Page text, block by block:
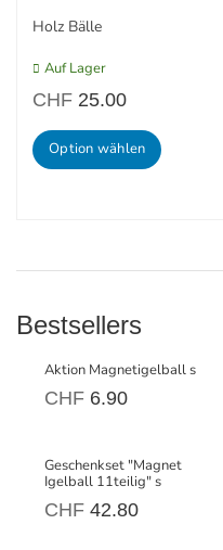
Holz Bälle
Auf Lager
CHF 25.00
Option wählen
Bestsellers
Aktion Magnetigelball s
CHF 6.90
Geschenkset "Magnet
Igelball 11teilig" s
CHF 42.80